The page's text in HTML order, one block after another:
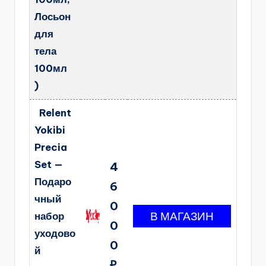
Лосьон
для
тела
100мл
)
Relent
Yokibi
Precia
Set —
Подаро
чный
набор
уходово
й
4
6
0
0
0